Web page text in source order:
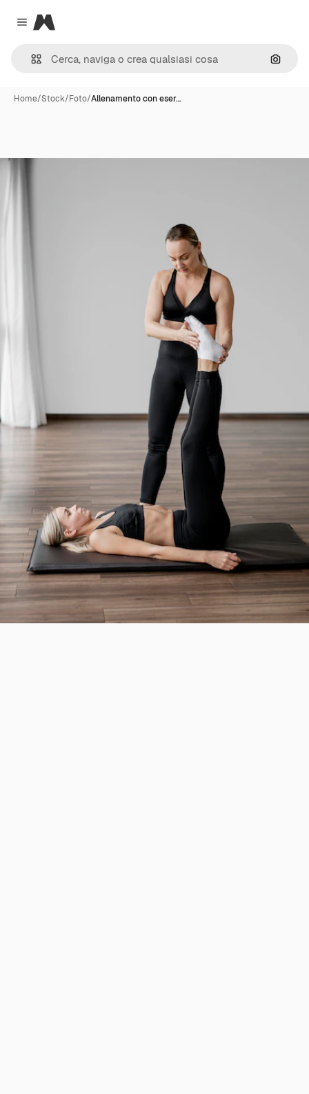
Close menu
Magnific
Cerca
Home/Stock/Foto/Allenamento con eser…